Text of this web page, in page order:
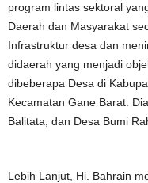
program lintas sektoral
Daerah dan Masyarakat
Infrastruktur desa dan
didaerah yang menjadi
dibeberapa Desa di
Kecamatan Gane Barat.
Balitata, dan Desa Bumi
Lebih Lanjut, Hi. Bahrain